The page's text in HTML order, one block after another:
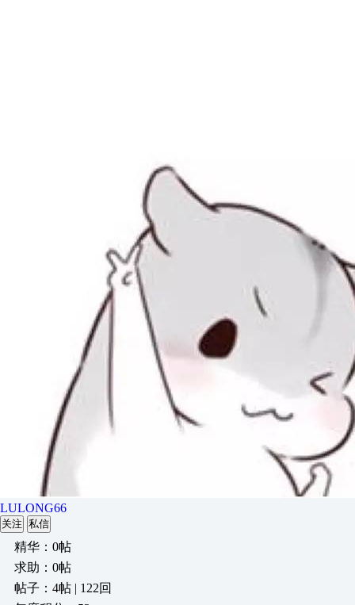
LULONG66
关注 私信
精华：0帖
求助：0帖
帖子：4帖 | 122回